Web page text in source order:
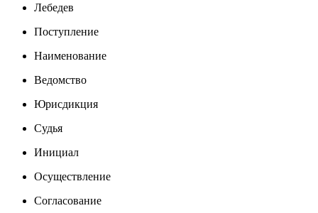
Лебедев
Поступление
Наименование
Ведомство
Юрисдикция
Судья
Инициал
Осуществление
Согласование